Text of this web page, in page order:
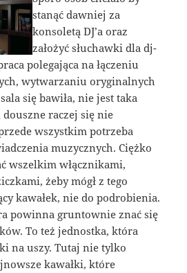
stanąć dawniej za
konsoletą DJ’a oraz
założyć słuchawki dla dj-
polegająca na łączeniu
wytwarzaniu oryginalnych
się bawiła, nie jest taka
douszne raczej się nie
wszystkim potrzeba
muzycznych. Ciężko
wszelkim włącznikami,
żeby mógł z tego
kawałek, nie do podrobienia.
powinna gruntownie znać się
To też jednostka, która
na uszy. Tutaj nie tylko
kawałki, które